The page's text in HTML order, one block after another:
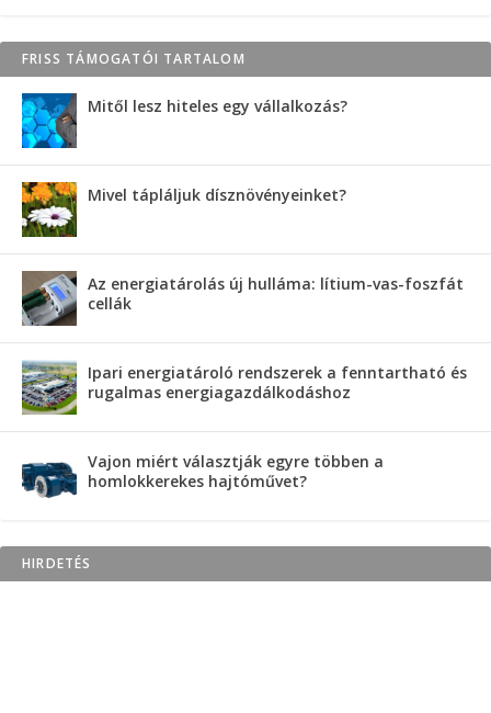
FRISS TÁMOGATÓI TARTALOM
Mitől lesz hiteles egy vállalkozás?
Mivel tápláljuk dísznövényeinket?
Az energiatárolás új hulláma: lítium-vas-foszfát
cellák
Ipari energiatároló rendszerek a fenntartható és
rugalmas energiagazdálkodáshoz
Vajon miért választják egyre többen a
homlokkerekes hajtóművet?
HIRDETÉS